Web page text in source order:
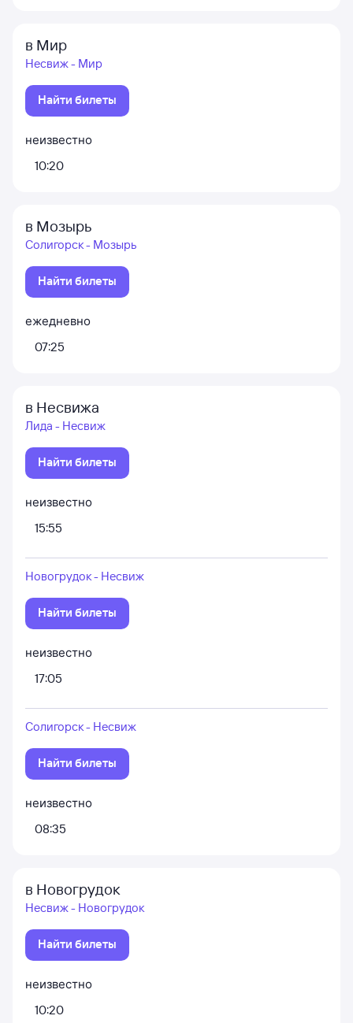
в Мир
Несвиж - Мир
Найти билеты
неизвестно
10:20
в Мозырь
Солигорск - Мозырь
Найти билеты
ежедневно
07:25
в Несвижа
Лида - Несвиж
Найти билеты
неизвестно
15:55
Новогрудок - Несвиж
Найти билеты
неизвестно
17:05
Солигорск - Несвиж
Найти билеты
неизвестно
08:35
в Новогрудок
Несвиж - Новогрудок
Найти билеты
неизвестно
10:20